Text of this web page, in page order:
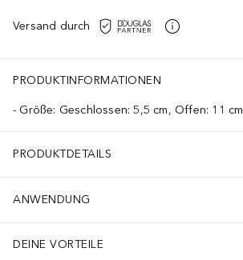
Versand durch
PRODUKTINFORMATIONEN
Größe: Geschlossen: 5,5 cm, Offen: 11 cm
PRODUKTDETAILS
ANWENDUNG
DEINE VORTEILE